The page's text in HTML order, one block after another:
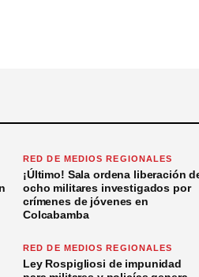
RED DE MEDIOS REGIONALES
¡Último! Sala ordena liberación
ocho militares investigados por
crímenes de jóvenes en
Colcabamba
RED DE MEDIOS REGIONALES
Ley Rospigliosi de impunidad